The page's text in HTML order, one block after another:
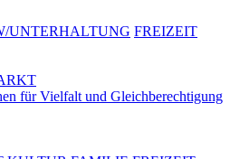
UNTERHALTUNG FREIZEIT
für Vielfalt und Gleichberechtigung